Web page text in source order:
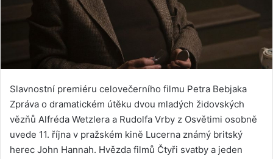
Slavnostní premiéru celovečerního filmu Petra Bebjaka
Zpráva o dramatickém útěku dvou mladých židovských
vězňů Alfréda Wetzlera a Rudolfa Vrby z Osvětimi osobně
uvede 11. října v pražském kině Lucerna známý britský
herec John Hannah. Hvězda filmů Čtyři svatby a jeden